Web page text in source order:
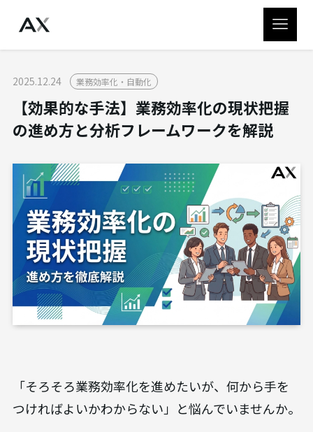
2025.12.24 業務効率化・自動化
【効果的な手法】業務効率化の現状把握
の進め方と分析フレームワークを解説
「そろそろ業務効率化を進めたいが、何から手を
つければよいかわからない」と悩んでいませんか。